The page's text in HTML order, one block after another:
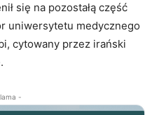
się na pozostałą część
uniwersytetu medycznego
cytowany przez irański
-